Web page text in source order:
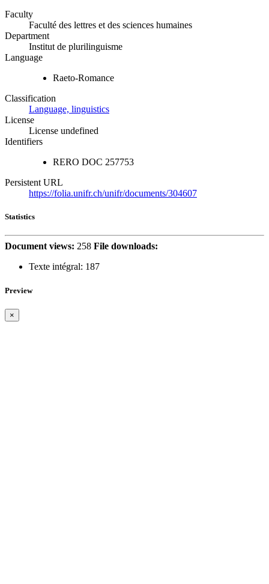
Faculty
Faculté des lettres et des sciences humaines
Department
Institut de plurilinguisme
Language
Raeto-Romance
Classification
Language, linguistics
License
License undefined
Identifiers
RERO DOC 257753
Persistent URL
https://folia.unifr.ch/unifr/documents/304607
Statistics
Document views: 258 File downloads:
Texte intégral: 187
Preview
×